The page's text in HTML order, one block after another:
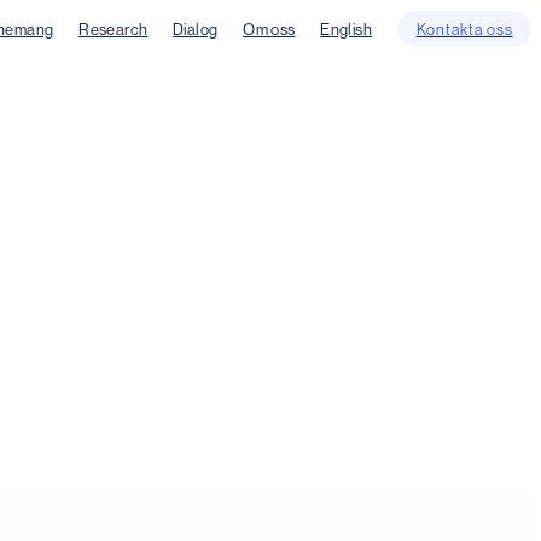
Research Dialog Om oss English Kontakta oss